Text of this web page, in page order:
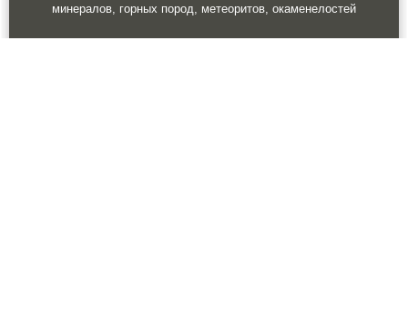
минералов, горных пород, метеоритов, окаменелостей